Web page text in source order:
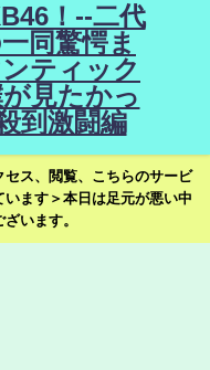
！--二代
同驚愕ま
ティック
見たかっ
到激闘編
ス、閲覧、こちらのサービ
ます＞本日は足元が悪い中
います。